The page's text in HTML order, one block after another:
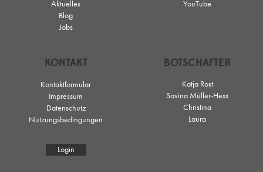
Aktuelles
Blog
Jobs
YouTube
KONTAKT
Kontaktformular
Impressum
Datenschutz
Nutzungsbedingungen
Login
BOTSCHAFTER
Katja Rost
Savina Müller-Hess
Christina
Laura